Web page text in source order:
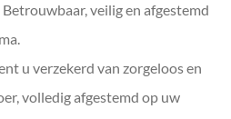
veilig en afgestemd
u verzekerd van zorgeloos en
volledig afgestemd op uw